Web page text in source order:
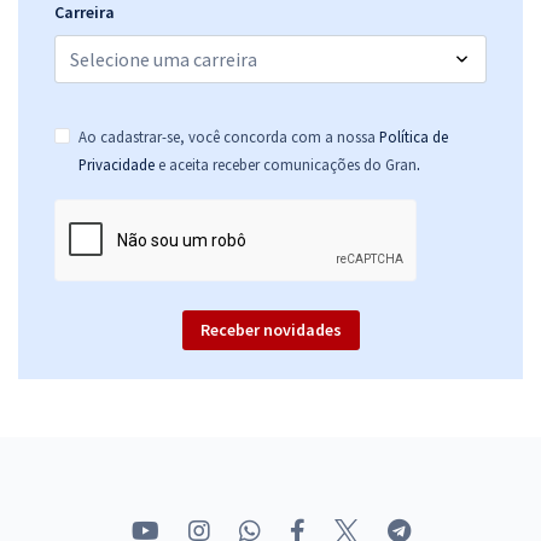
Carreira
Ao cadastrar-se, você concorda com a nossa Política de
Privacidade e aceita receber comunicações do Gran.
Receber novidades